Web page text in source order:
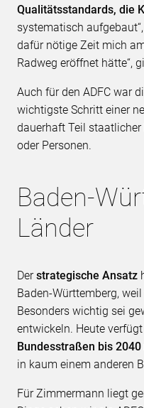
Qualitätsstandards, die
systematisch
dafür nötige Zeit mich
Radweg eröffnet hätte“,
Auch für den ADFC war
wichtigste Schritt einer
dauerhaft Teil
oder Personen.
Baden-
Länder
Derstrategische Ansatz
Baden-Württemberg,
Besonders wichtig sei
entwickeln. Heute
Bundesstraßen bis
in kaum einem anderen
Für Zimmermann liegt